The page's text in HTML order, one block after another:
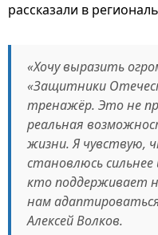
рассказали в
«Хочу выразить
«Защитники
тренажёр. Это не
реальная
жизни. Я чувствую,
становлюсь сильнее
кто поддерживает
нам
Алексей Волков.